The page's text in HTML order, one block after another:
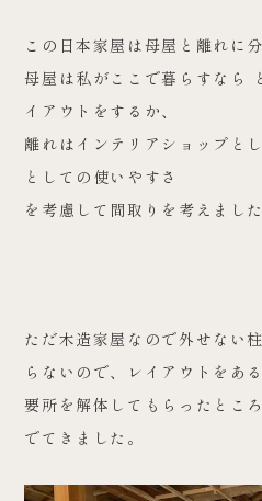
この日本家屋は母屋と離れに
母屋は私がここで暮らすなら
イアウトをするか、
離れはインテリアショップと
としての使いやすさ
を考慮して間取りを考えました
ただ木造家屋なので外せない
らないので、レイアウトをあ
要所を解体してもらったとこ
でてきました。